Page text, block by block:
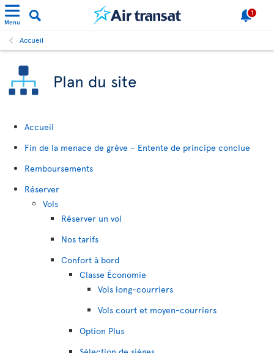
Menu
1
Accueil
Plan du site
Accueil
Fin de la menace de grève – Entente de principe conclue
Remboursements
Réserver
Vols
Réserver un vol
Nos tarifs
Confort à bord
Classe Économie
Vols long-courriers
Vols court et moyen-courriers
Option Plus